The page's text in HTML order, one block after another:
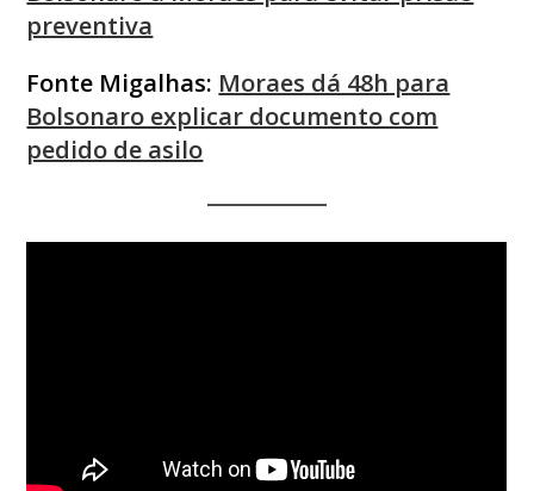
preventiva
Fonte Migalhas: Moraes dá 48h para
Bolsonaro explicar documento com
pedido de asilo